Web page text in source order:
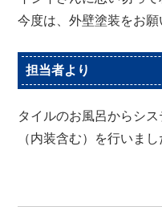
今度は、外壁塗装をお願
担当者より
タイルのお風呂からシ
（内装含む）を行いまし